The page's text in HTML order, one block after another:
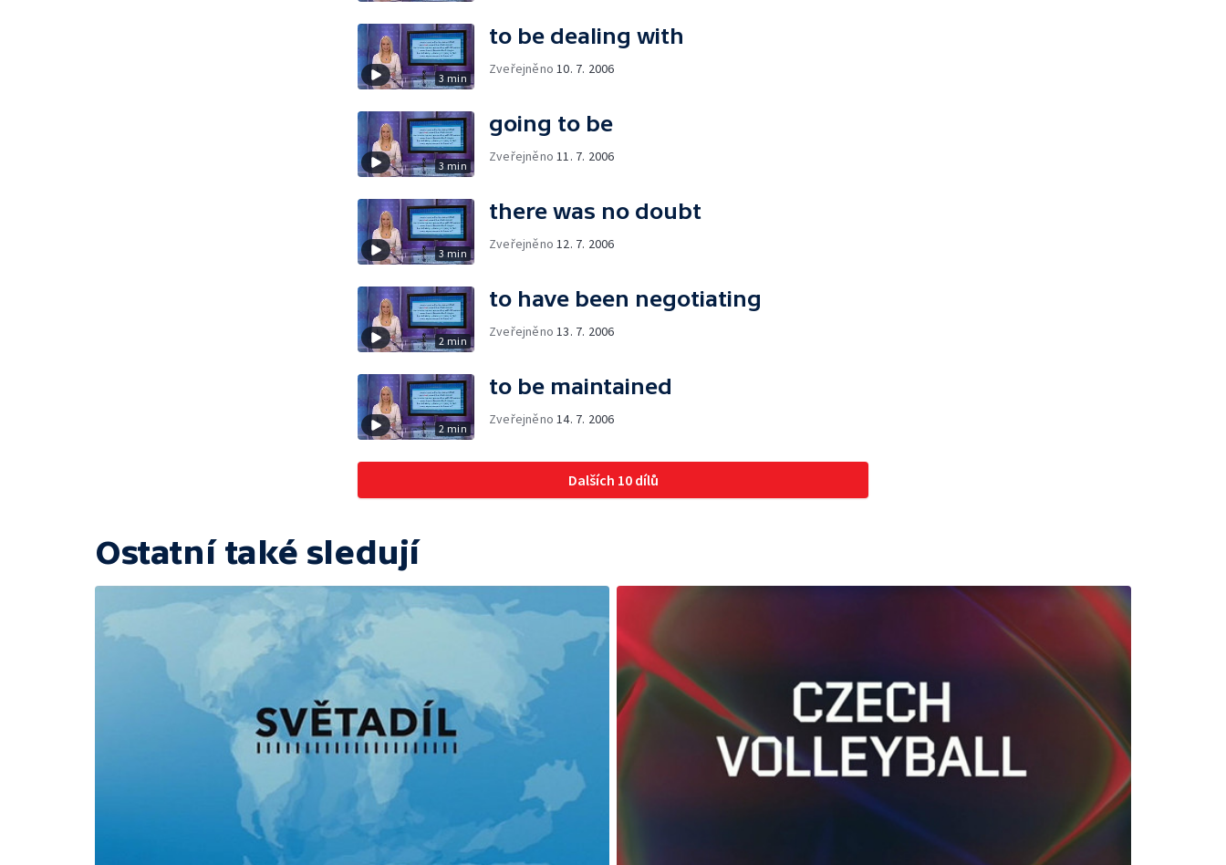
3 min
to be dealing with
Zveřejněno 10. 7. 2006
3 min
going to be
Zveřejněno 11. 7. 2006
3 min
there was no doubt
Zveřejněno 12. 7. 2006
2 min
to have been negotiating
Zveřejněno 13. 7. 2006
2 min
to be maintained
Zveřejněno 14. 7. 2006
Dalších 10 dílů
Ostatní také sledují